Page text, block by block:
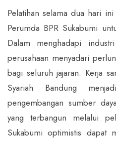
Pelatihan selama dua hari ini
Perumda BPR Sukabumi
Dalam menghadapi
perusahaan menyadari
bagi seluruh jajaran. Kerja
Syariah Bandung
pengembangan sumber
yang terbangun melalui
Sukabumi optimistis dapat